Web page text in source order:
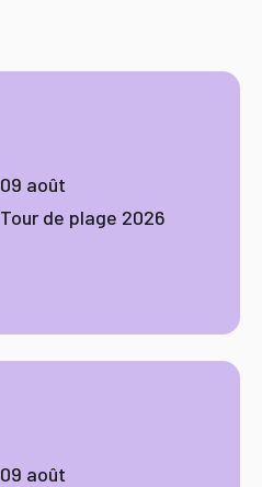
09 août
Tour de plage 2026
09 août